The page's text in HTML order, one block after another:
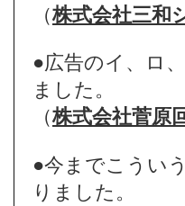
（株式会社三和
●広告のイ、ロ
ました。
（株式会社菅原
●今までこうい
りました。